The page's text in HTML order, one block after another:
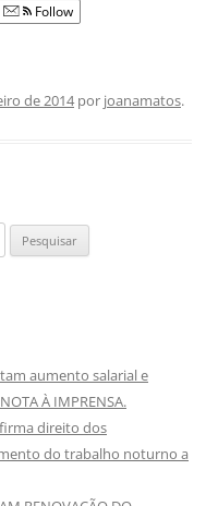
Follow
de 2014por joanamatos.
aumento salarial e
À IMPRENSA.
direito dos
do trabalho noturno a